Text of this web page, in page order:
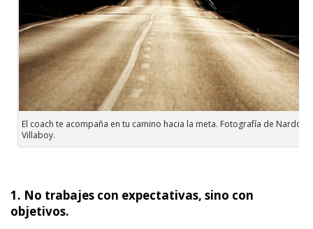
El coach te acompaña en tu camino hacia la meta. Fotografía de Nardo
Villaboy.
1. No trabajes con expectativas, sino con
objetivos.